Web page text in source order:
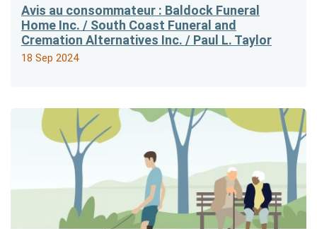
Avis au consommateur : Baldock Funeral
Home Inc. / South Coast Funeral and
Cremation Alternatives Inc. / Paul L. Taylor
18 Sep 2024